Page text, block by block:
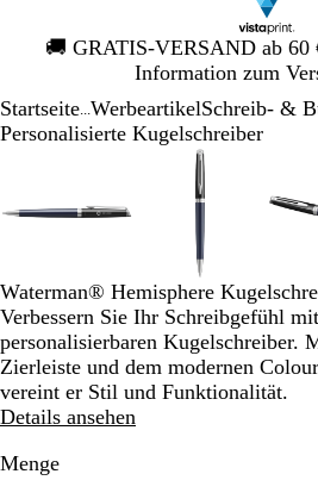
🚚 GRATIS-VERSAND ab 60
Information zum
Galeriebild
1
Startseite WerbeartikelSchreib- &
Personalisierte Kugelschreiber
Vergrößer-/verkleinerbares
Minimum
Vergrößern
die
und
zum
Zoomen
und
Pfeiltasten
Vergrößer-/
Bild
Zoom
auf
Minimum
Klicken
zum
Vergrößern
Verwenden
Sie
die
Tasten
+
und
zum
Zoomen
und
von
Waterman® Hemisphere
Verbessern Sie Ihr Schreibgefühl
personalisierbaren Kugelschreiber.
Zierleiste und dem modernen
vereint er Stil und Funktionalität.
Details ansehen
Menge